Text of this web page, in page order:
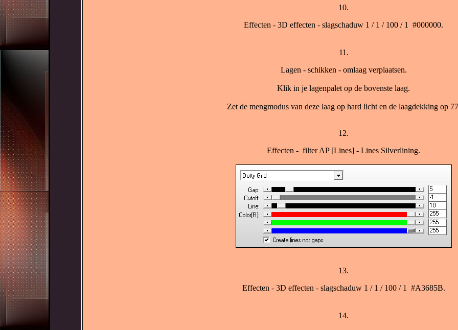
10.
Effecten - 3D effecten - slagschaduw 1 / 1 / 100 / 1 #000000.
11.
Lagen - schikken - omlaag verplaatsen.
Klik in je lagenpalet op de bovenste laag.
Zet de mengmodus van deze laag op hard licht en de laagdekking op
12.
Effecten - filter AP [Lines] - Lines Silverlining.
13.
Effecten - 3D effecten - slagschaduw 1 / 1 / 100 / 1 #A3685B.
14.